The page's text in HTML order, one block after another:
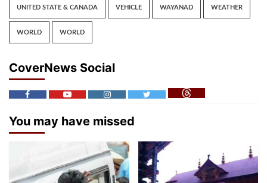
UNITED STATE & CANADA VEHICLE WAYANAD WEATHER
WORLD WORLD
CoverNews Social
You may have missed